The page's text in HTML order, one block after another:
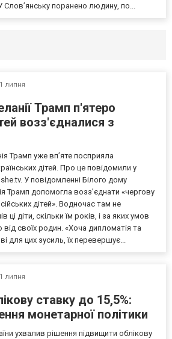
Слов’янську поранено людину, по...
липня
Трамп п'ятеро
возз'єдналися з
Трамп уже впʼяте посприяла
дітей. Про це повідомили у
У повідомленні Білого дому
Трамп допомогла возз’єднати «чергову
дітей». Водночас там не
ці діти, скільки їм років, і за яких умов
своїх родин. «Хоча дипломатія та
для цих зусиль, їх перевершує...
липня
ставку до 15,5%:
монетарної політики
ухвалив рішення підвищити облікову